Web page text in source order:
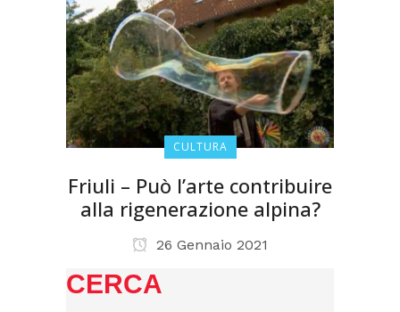
CULTURA
Friuli – Può l’arte contribuire
alla rigenerazione alpina?
26 Gennaio 2021
CERCA